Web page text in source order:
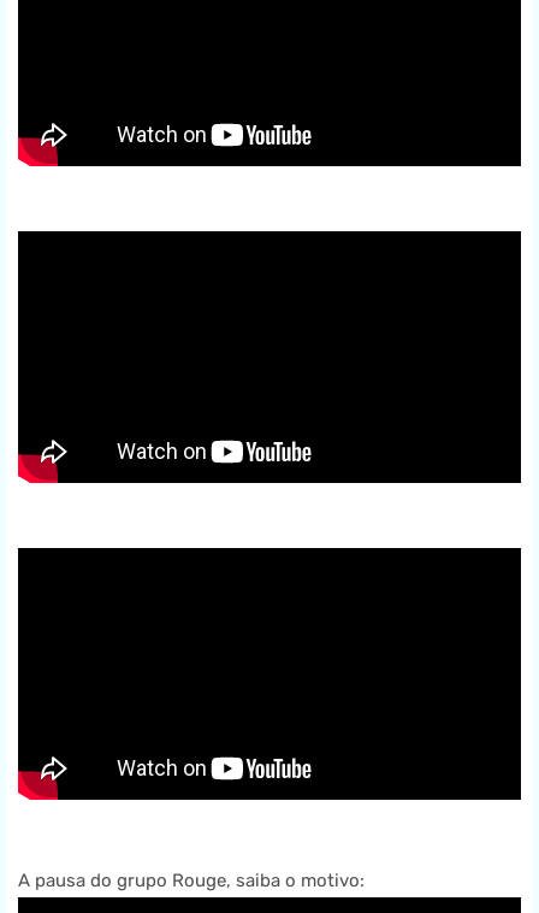
A pausa do grupo Rouge, saiba o motivo: